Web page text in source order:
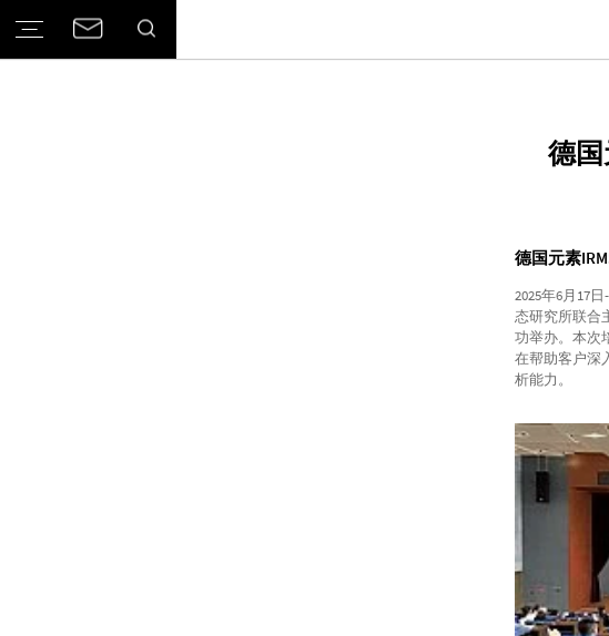
德
德国元素
2025年6月17
态研究所联合
功举办。本次
在帮助客户深
析能力。